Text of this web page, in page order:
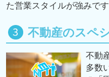
た営業スタイルが強みです
不動産のスペ
不動
多数